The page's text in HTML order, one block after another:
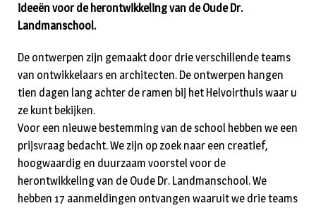
ideeën voor de herontwikkeling van de Oude Dr.
Landmanschool.
De ontwerpen zijn gemaakt door drie verschillende teams
van ontwikkelaars en architecten. De ontwerpen hangen
tien dagen lang achter de ramen bij het Helvoirthuis waar u
ze kunt bekijken.
Voor een nieuwe bestemming van de school hebben we een
prijsvraag bedacht. We zijn op zoek naar een creatief,
hoogwaardig en duurzaam voorstel voor de
herontwikkeling van de Oude Dr. Landmanschool. We
hebben 17 aanmeldingen ontvangen waaruit we drie teams